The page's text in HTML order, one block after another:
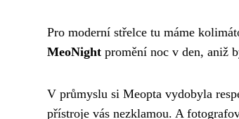
Pro moderní střelce tu máme
MeoNight promění noc v den, aniž
V průmyslu si Meopta vydobyla
přístroje vás nezklamou. A